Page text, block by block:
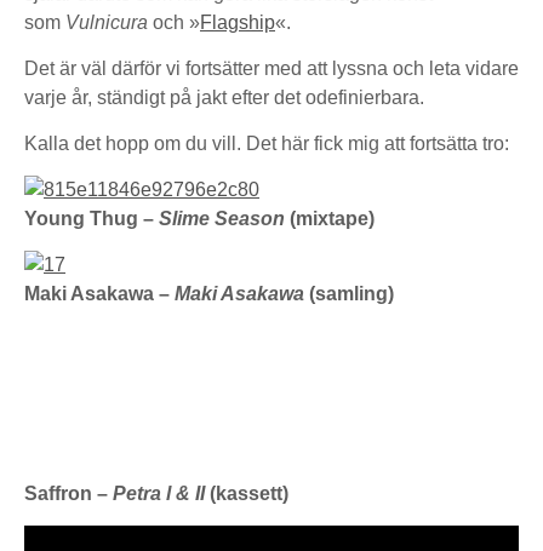
som Vulnicura och »Flagship«.
Det är väl därför vi fortsätter med att lyssna och leta vidare
varje år, ständigt på jakt efter det odefinierbara.
Kalla det hopp om du vill. Det här fick mig att fortsätta tro:
Young Thug – Slime Season (mixtape)
Maki Asakawa – Maki Asakawa (samling)
Saffron – Petra l & II(kassett)